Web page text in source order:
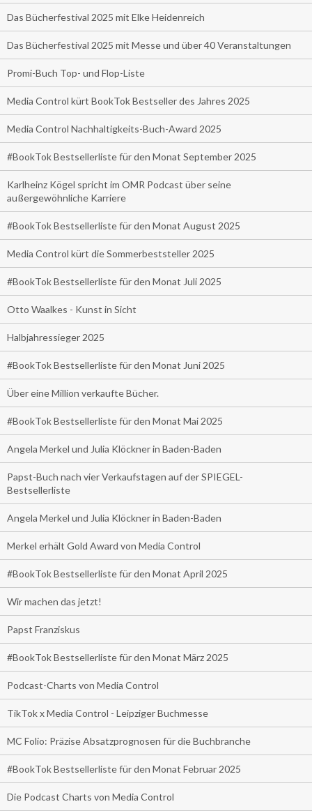
Das Bücherfestival 2025 mit Elke Heidenreich
Das Bücherfestival 2025 mit Messe und über 40 Veranstaltungen
Promi-Buch Top- und Flop-Liste
Media Control kürt BookTok Bestseller des Jahres 2025
Media Control Nachhaltigkeits-Buch-Award 2025
#BookTok Bestsellerliste für den Monat September 2025
Karlheinz Kögel spricht im OMR Podcast über seine
außergewöhnliche Karriere
#BookTok Bestsellerliste für den Monat August 2025
Media Control kürt die Sommerbeststeller 2025
#BookTok Bestsellerliste für den Monat Juli 2025
Otto Waalkes - Kunst in Sicht
Halbjahressieger 2025
#BookTok Bestsellerliste für den Monat Juni 2025
Über eine Million verkaufte Bücher.
#BookTok Bestsellerliste für den Monat Mai 2025
Angela Merkel und Julia Klöckner in Baden-Baden
Papst-Buch nach vier Verkaufstagen auf der SPIEGEL-
Bestsellerliste
Angela Merkel und Julia Klöckner in Baden-Baden
Merkel erhält Gold Award von Media Control
#BookTok Bestsellerliste für den Monat April 2025
Wir machen das jetzt!
Papst Franziskus
#BookTok Bestsellerliste für den Monat März 2025
Podcast-Charts von Media Control
TikTok x Media Control - Leipziger Buchmesse
MC Folio: Präzise Absatzprognosen für die Buchbranche
#BookTok Bestsellerliste für den Monat Februar 2025
Die Podcast Charts von Media Control